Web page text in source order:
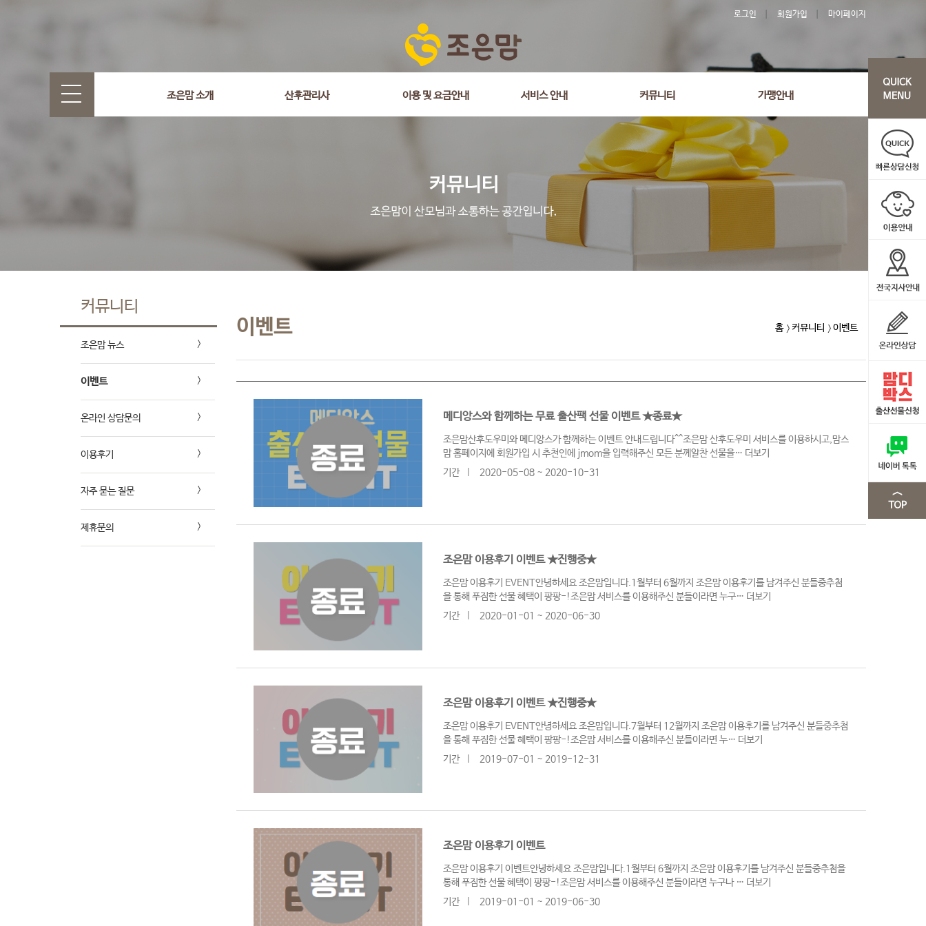
로그인 회원가입 마이페이지
조은맘 소개 산후관리사 이용 및 요금안내 서비스 안내 커뮤니티 가맹안내
커뮤니티
조은맘 뉴스
이벤트
온라인 상담문의
이용후기
자주 묻는 질문
제휴문의
이벤트 홈 커뮤니티 이벤트
메디앙스와 함께하는 무료 출산팩 선물 이벤트 ★종료★
조은맘산후도우미와 메디앙스가 함께하는 이벤트 안내드립니다^^​조은맘 산후도우미 서비스를 이용하시고,맘스
맘 홈페이지에 회원가입 시 추천인에 jmom을 입력해주신 모든 분께알찬 선물을… 더보기
기간
2020-05-08 ~ 2020-10-31
조은맘 이용후기 이벤트 ★진행중★
조은맘 이용후기 EVENT안녕하세요 조은맘입니다.1월부터 6월까지 조은맘 이용후기를 남겨주신 분들중추첨
을 통해 푸짐한 선물 혜택이 팡팡-!조은맘 서비스를 이용해주신 분들이라면 누구… 더보기
기간
2020-01-01 ~ 2020-06-30
조은맘 이용후기 이벤트 ★진행중★
조은맘 이용후기 EVENT안녕하세요 조은맘입니다.7월부터 12월까지 조은맘 이용후기를 남겨주신 분들중추첨
을 통해 푸짐한 선물 혜택이 팡팡-!조은맘 서비스를 이용해주신 분들이라면 누… 더보기
기간
2019-07-01 ~ 2019-12-31
조은맘 이용후기 이벤트
조은맘 이용후기 이벤트안녕하세요 조은맘입니다.1월부터 6월까지 조은맘 이용후기를 남겨주신 분들중추첨을
통해 푸짐한 선물 혜택이 팡팡-!조은맘 서비스를 이용해주신 분들이라면 누구나 … 더보기
기간
2019-01-01 ~ 2019-06-30